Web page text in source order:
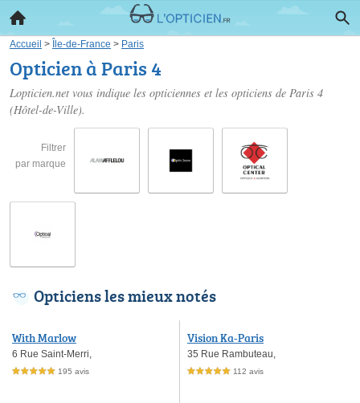
Accueil > Île-de-France > Paris
Opticien à Paris 4
Lopticien.net vous indique les opticiennes et les opticiens de Paris 4
(Hôtel-de-Ville).
Filtrer
par marque
Opticiens les mieux notés
With Marlow
6 Rue Saint-Merri,
5,0 étoiles sur 5 195 avis
Vision Ka-Paris
35 Rue Rambuteau,
5,0 étoiles sur 5 112 avis